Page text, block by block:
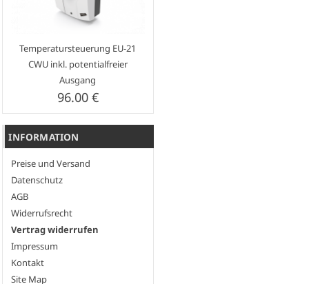
Temperatursteuerung EU-21
CWU inkl. potentialfreier
Ausgang
96.00 €
INFORMATION
Preise und Versand
Datenschutz
AGB
Widerrufsrecht
Vertrag widerrufen
Impressum
Kontakt
Site Map